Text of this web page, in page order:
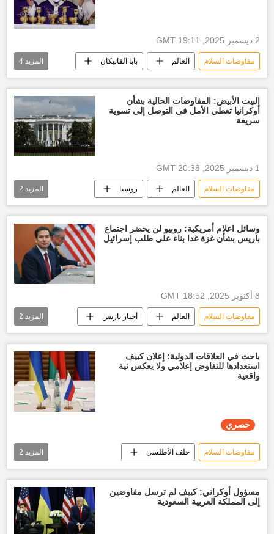
2 ديسمبر 2025, 19:11 GMT
مفاوضات السلام العالم بابا الفاتيكان
روسيا أوربا الولايات المتحدة الأمريكية
أخبار أوكرانيا
المزيد 4
البيت الأبيض: المفاوضات الحالية بشأن
أوكرانيا تعطي الأمل في التوصل إلى تسوية
سريعة
1 ديسمبر 2025, 20:38 GMT
مفاوضات السلام العالم روسيا
الولايات المتحدة الأمريكية أخبار أوكرانيا
المزيد 2
وسائل اعلام أمريكية: روبيو لن يحضر اجتماع
باريس بشأن غزة غدا بناء على طلب إسرائيل
8 أكتوبر 2025, 18:52 GMT
مفاوضات السلام العالم أخبار باريس
أخبار فلسطين اليوم قطاع غزة
المزيد 2
باحث في العلاقات الدولية: إعلان كييف
استعدادها للتفاوض إعلامي ولا يعكس نية
واقعية
حصري
مفاوضات السلام حلف الأطلسي
تقارير سبوتنيك العالم
المزيد 2
مسؤول أوكراني: كييف لم ترسل مفاوضين
إلى المملكة العربية السعودية